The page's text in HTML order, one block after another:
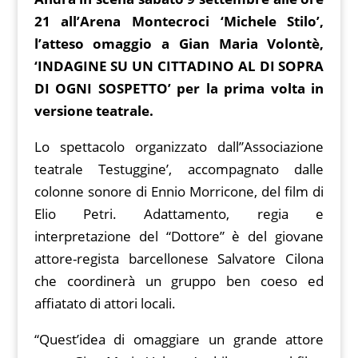
e
b
o
o
k
er l e
st
di
t
at
s
A
p
p
g
g
er
p
y
Li
n
k
b
o
ar
d
ai
l
e
gr
a
m
21 all’Arena Montecroci ‘Michele Stilo’,
l’atteso omaggio a Gian Maria Volontè,
‘INDAGINE SU UN CITTADINO AL DI SOPRA
DI OGNI SOSPETTO’ per la prima volta in
versione teatrale.
Lo spettacolo organizzato dall”Associazione
teatrale Testuggine’, accompagnato dalle
colonne sonore di Ennio Morricone, del film di
Elio Petri. Adattamento, regia e
interpretazione del “Dottore” è del giovane
attore-regista barcellonese Salvatore Cilona
che coordinerà un gruppo ben coeso ed
affiatato di attori locali.
“Quest’idea di omaggiare un grande attore